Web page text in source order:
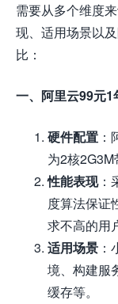
需要从多个维度
现、适用场景以
比：
一、阿里云99元
硬件配置
为2核2G3M
性能表现：
度算法保证
求不高的用
适用场景
境、构建服
缓存等。